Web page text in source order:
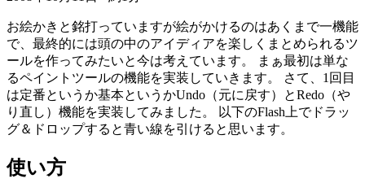
お絵かきと銘打っていますが絵がかけるのはあくまで一機能
で、最終的には頭の中のアイディアを楽しくまとめられるツ
ールを作ってみたいと今は考えています。 まぁ最初は単な
るペイントツールの機能を実装していきます。 さて、1回目
は定番というか基本というかUndo（元に戻す）とRedo（や
り直し）機能を実装してみました。 以下のFlash上でドラッ
グ＆ドロップすると青い線を引けると思います。
使い方